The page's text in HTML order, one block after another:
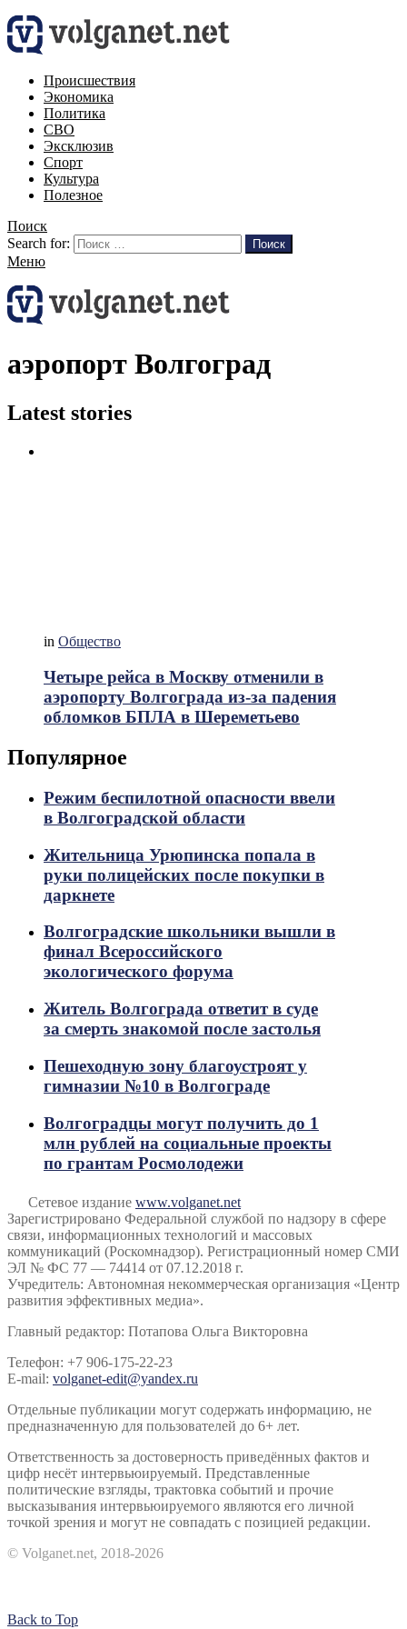
Происшествия
Экономика
Политика
СВО
Эксклюзив
Спорт
Культура
Полезное
Поиск
Search for:
Поиск
Меню
аэропорт Волгоград
Latest stories
in Общество
Четыре рейса в Москву отменили в
аэропорту Волгограда из-за падения
обломков БПЛА в Шереметьево
Популярное
Режим беспилотной опасности ввели
в Волгоградской области
Жительница Урюпинска попала в
руки полицейских после покупки в
даркнете
Волгоградские школьники вышли в
финал Всероссийского
экологического форума
Житель Волгограда ответит в суде
за смерть знакомой после застолья
Пешеходную зону благоустроят у
гимназии №10 в Волгограде
Волгоградцы могут получить до 1
млн рублей на социальные проекты
по грантам Росмолодежи
Сетевое издание www.volganet.net
Зарегистрировано Федеральной службой по надзору в сфере
связи, информационных технологий и массовых
коммуникаций (Роскомнадзор). Регистрационный номер СМИ
ЭЛ № ФС 77 — 74414 от 07.12.2018 г.
Учредитель: Автономная некоммерческая организация «Центр
развития эффективных медиа».
Главный редактор: Потапова Ольга Викторовна
Телефон: +7 906-175-22-23
E-mail: volganet-edit@yandex.ru
Отдельные публикации могут содержать информацию, не
предназначенную для пользователей до 6+ лет.
Ответственность за достоверность приведённых фактов и
цифр несёт интервьюируемый. Представленные
политические взгляды, трактовка событий и прочие
высказывания интервьюируемого являются его личной
точкой зрения и могут не совпадать с позицией редакции.
© Volganet.net, 2018-2026
Back to Top